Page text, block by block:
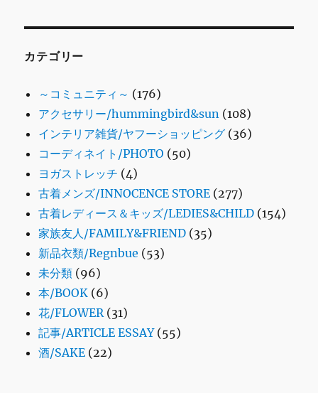
カテゴリー
～コミュニティ～ (176)
アクセサリー/hummingbird&sun (108)
インテリア雑貨/ヤフーショッピング (36)
コーディネイト/PHOTO (50)
ヨガストレッチ (4)
古着メンズ/INNOCENCE STORE (277)
古着レディース＆キッズ/LEDIES&CHILD (154)
家族友人/FAMILY&FRIEND (35)
新品衣類/Regnbue (53)
未分類 (96)
本/BOOK (6)
花/FLOWER(31)
記事/ARTICLE ESSAY(55)
酒/SAKE (22)